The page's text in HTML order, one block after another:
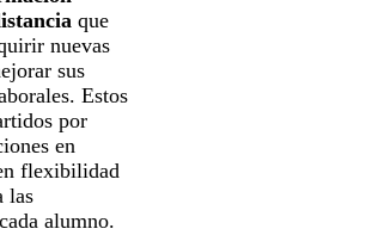
que
nuevas
sus
Estos
por
en
flexibilidad
las
alumno.